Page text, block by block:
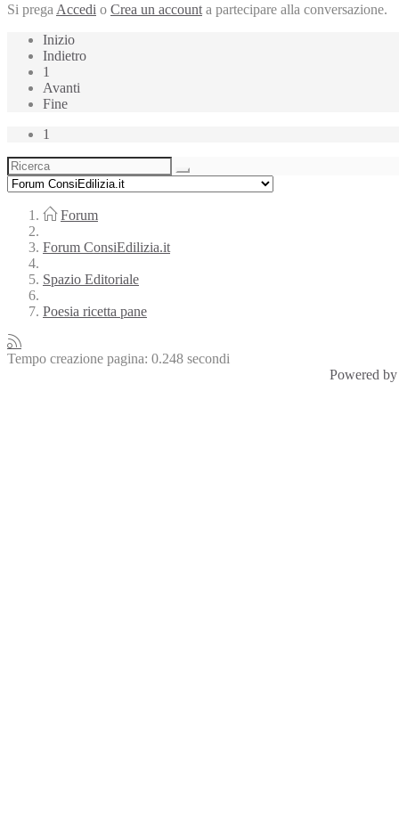
Si prega Accedi o Crea un account a partecipare alla conversazione.
Inizio
Indietro
1
Avanti
Fine
1
Forum
Forum ConsiEdilizia.it
Spazio Editoriale
Poesia ricetta pane
Tempo creazione pagina: 0.248 secondi
Powered by